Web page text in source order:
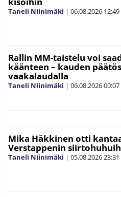
Taneli Niinimäki | 06.08.2026 12:49
Rallin MM-taistelu voi
käänteen – kauden
vaakalaudalla
Taneli Niinimäki | 06.08.202600:07
Mika Häkkinen otti
Verstappenin
Taneli Niinimäki | 05.08.202623:31